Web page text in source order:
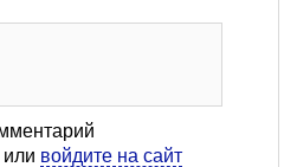
или войдите на сайт